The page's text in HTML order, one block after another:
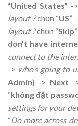
“United States” -
layout ?chọn “US”
layout ?chọn “Skip
don’t have
connect to the
-> who’s going to
Admin) -> Next -
“không đặt
settings for your
“Do more across